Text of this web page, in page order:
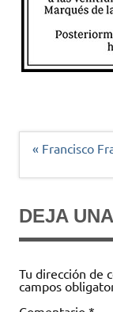
Navegación
« Francisco
DEJA
Tu dirección de
campos